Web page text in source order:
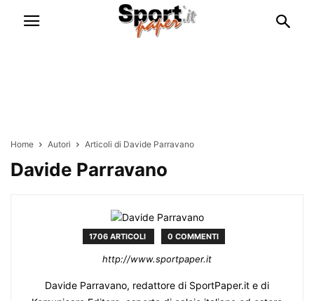
Home Autori Articoli di Davide Parravano
Davide Parravano
1706 ARTICOLI 0 COMMENTI
http://www.sportpaper.it
Davide Parravano, redattore di SportPaper.it e di